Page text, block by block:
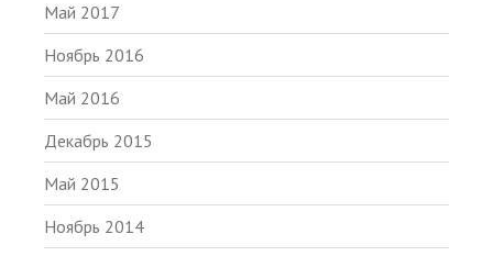
Май 2017
Ноябрь 2016
Май 2016
Декабрь 2015
Май 2015
Ноябрь 2014